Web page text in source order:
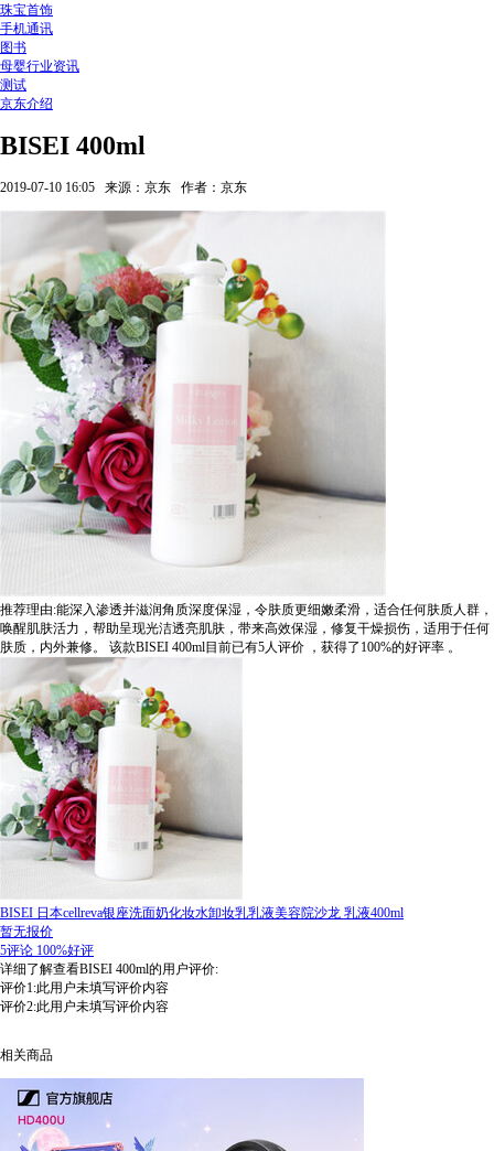
珠宝首饰
手机通讯
图书
母婴行业资讯
测试
京东介绍
BISEI 400ml
2019-07-10 16:05 来源：京东 作者：京东
推荐理由:能深入渗透并滋润角质深度保湿，令肤质更细嫩柔滑，适合任何肤质人群，
唤醒肌肤活力，帮助呈现光洁透亮肌肤，带来高效保湿，修复干燥损伤，适用于任何
肤质，内外兼修。
该款BISEI 400ml目前已有5人评价 ，获得了100%的好评率 。
BISEI 日本cellreva银座洗面奶化妆水卸妆乳乳液美容院沙龙 乳液400ml
暂无报价
5评论 100%好评
详细了解查看BISEI 400ml的用户评价:
评价1:此用户未填写评价内容
评价2:此用户未填写评价内容
相关商品